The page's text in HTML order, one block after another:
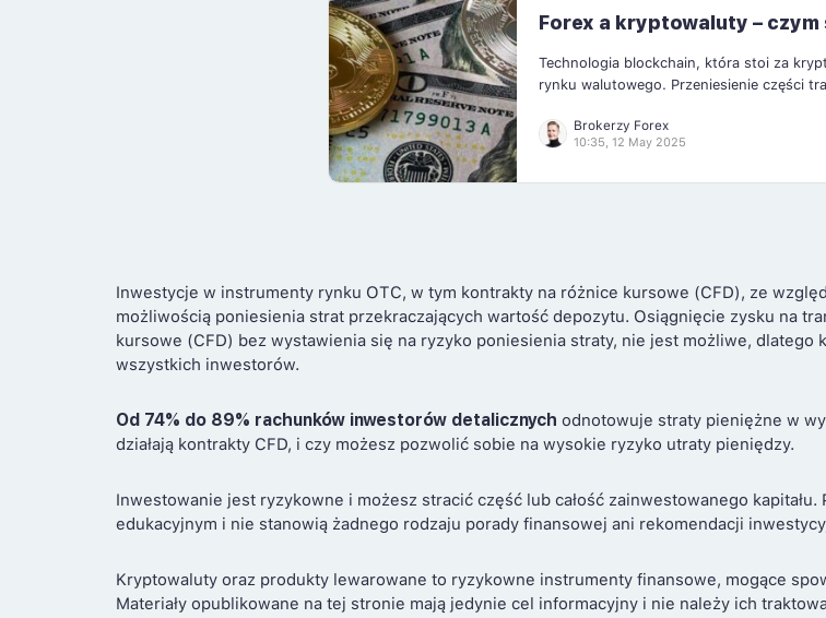
Forex a kryptowaluty – czym
Technologia blockchain, która stoi za
rynku walutowego. Przeniesienie części
kryptowalut ma potencjał, by zmienić
Forex. Rosnąca popularność […]
Brokerzy Forex
10:35, 12 May 2025
Inwestycje w instrumenty rynku OTC, w tym kontrakty na różnice kursowe (CFD), ze
możliwością poniesienia strat przekraczających wartość depozytu. Osiągnięcie zysku na
kursowe (CFD) bez wystawienia się na ryzyko poniesienia straty, nie jest możliwe,
wszystkich inwestorów.
Od 74% do 89% rachunków inwestorów detalicznych odnotowuje straty pieniężne w
działają kontrakty CFD, i czy możesz pozwolić sobie na wysokie ryzyko utraty pieniędzy.
Inwestowanie jest ryzykowne i możesz stracić część lub całość zainwestowanego
edukacyjnym i nie stanowią żadnego rodzaju porady finansowej ani rekomendacji
Kryptowaluty oraz produkty lewarowane to ryzykowne instrumenty finansowe, mogące
Materiały opublikowane na tej stronie mają jedynie cel informacyjny i nie należy ich